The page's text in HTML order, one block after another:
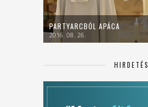
PARTYARCBÓL APÁCA
2016. 08. 26.
HIRDETÉS